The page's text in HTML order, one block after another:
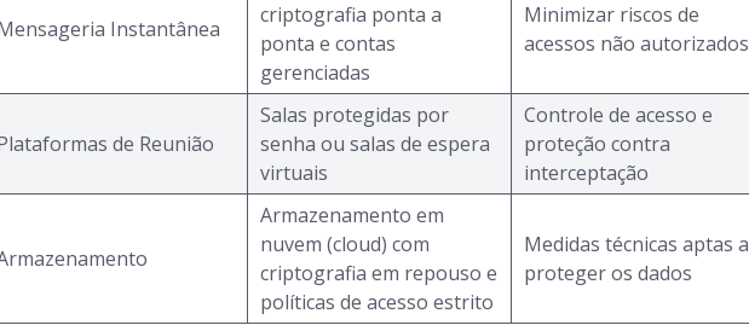
Instantânea
criptografia ponta a
ponta e contas
gerenciadas
Minimizar riscos de
acessos não autorizados
de Reunião
Salas protegidas por
senha ou salas de espera
virtuais
Controle de acesso e
proteção contra
interceptação
Armazenamento em
nuvem (cloud) com
criptografia em repouso e
políticas de acesso estrito
Medidas técnicas aptas a
proteger os dados